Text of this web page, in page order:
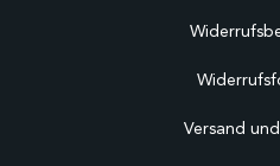
Versand